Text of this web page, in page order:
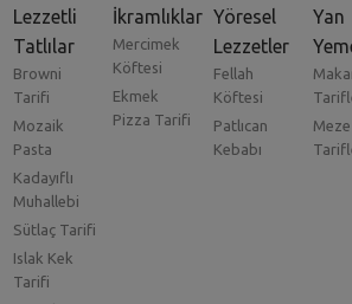
Lezzetli
Tatlılar
Browni
Tarifi
Mozaik
Pasta
Kadayıflı
Muhallebi
Sütlaç Tarifi
Islak Kek
Tarifi
İkramlıklar
Mercimek
Köftesi
Ekmek
Pizza Tarifi
Yöresel
Lezzetler
Fellah
Köftesi
Patlıcan
Kebabı
Yan
Meze